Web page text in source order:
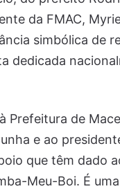
da FMAC,
simbólica de
dedicada
Prefeitura de
e ao
que têm dado
Meu-Boi. É